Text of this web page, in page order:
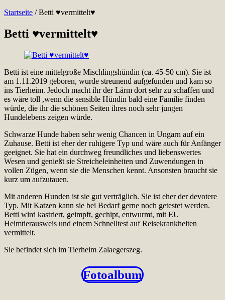
Startseite /Betti ♥vermittelt♥
Betti ♥vermittelt♥
Betti ist eine mittelgroße Mischlingshündin (ca. 45-50 cm). Sie ist
am 1.11.2019 geboren, wurde streunend aufgefunden und kam so
ins Tierheim. Jedoch macht ihr der Lärm dort sehr zu schaffen und
es wäre toll ,wenn die sensible Hündin bald eine Familie finden
würde, die ihr die schönen Seiten ihres noch sehr jungen
Hundelebens zeigen würde.
Schwarze Hunde haben sehr wenig Chancen in Ungarn auf ein
Zuhause. Betti ist eher der ruhigere Typ und wäre auch für Anfänger
geeignet. Sie hat ein durchweg freundliches und liebenswertes
Wesen und genießt sie Streicheleinheiten und Zuwendungen in
vollen Zügen, wenn sie die Menschen kennt. Ansonsten braucht sie
kurz um aufzutauen.
Mit anderen Hunden ist sie gut verträglich. Sie ist eher der devotere
Typ. Mit Katzen kann sie bei Bedarf gerne noch getestet werden.
Betti wird kastriert, geimpft, gechipt, entwurmt, mit EU
Heimtierausweis und einem Schnelltest auf Reisekrankheiten
vermittelt.
Sie befindet sich im Tierheim Zalaegerszeg.
Fotoalbum